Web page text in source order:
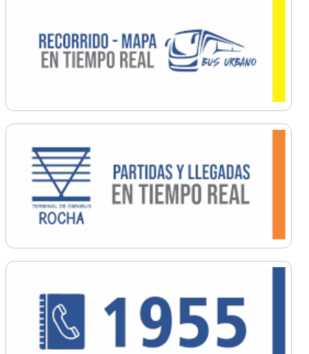
Ordenamiento
Promoción Social
Salud
Secretaría General